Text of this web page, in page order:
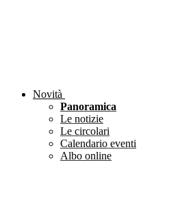
Novità
Panoramica
Le notizie
Le circolari
Calendario eventi
Albo online